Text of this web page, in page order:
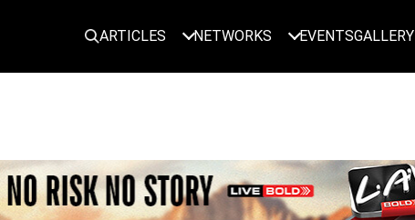
ARTICLES NETWORKS EVENTSGALLERY
LOGIN